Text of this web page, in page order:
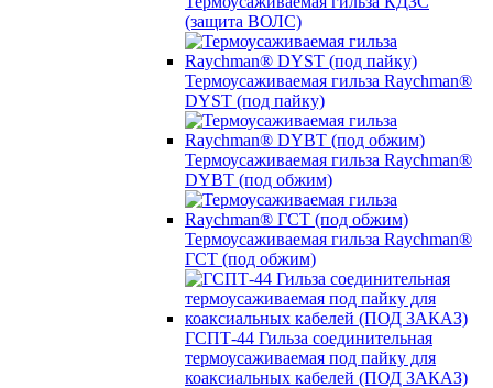
(защита ВОЛС)
Термоусаживаемая гильза Raychman®
DYST (под пайку)
Термоусаживаемая гильза Raychman®
DYBT (под обжим)
Термоусаживаемая гильза Raychman®
ГСТ (под обжим)
ГСПТ-44 Гильза соединительная
термоусаживаемая под пайку для
коаксиальных кабелей (ПОД ЗАКАЗ)